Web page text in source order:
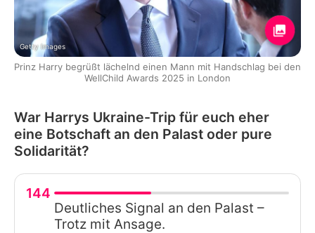
Getty Images
Prinz Harry begrüßt lächelnd einen Mann mit Handschlag bei den
WellChild Awards 2025 in London
War Harrys Ukraine-Trip für euch eher
eine Botschaft an den Palast oder pure
Solidarität?
144
Deutliches Signal an den Palast –
Trotz mit Ansage.